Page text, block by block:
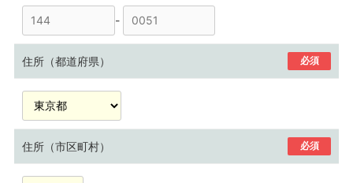
-
住所（都道府県） 必須
住所（市区町村） 必須